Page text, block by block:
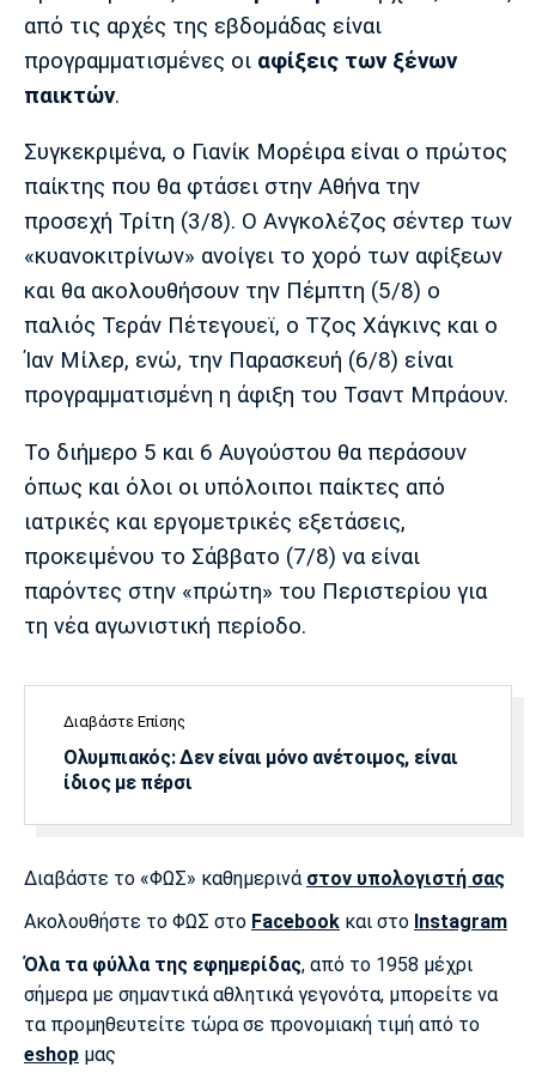
Πολιτισμός
Τραγούδια
Running
Media
Παρασκήνιο
Πρόγραμμα TV
Μπαρτσελόνα
Ρεάλ
Μαδρίτης
Ατλέτικο
Μαδρίτης
Μάντσεστερ
Τσέλσι Άρσεναλ
Λίβερπουλ
Μάντσεστερ
Σίτι
Γιουβέντους
Ίντερ Μίλαν Μπάγερν
Μπορούσια
Παρί Σεν
Μαρσέιγ
Μονακό
Ερυθρός
Αστέρας
Τότεναμ
από τις αρχές της εβδομάδας είναι
προγραμματισμένες οι αφίξεις των ξένων
παικτών.
Συγκεκριμένα, ο Γιανίκ Μορέιρα είναι ο πρώτος
παίκτης που θα φτάσει στην Αθήνα την
προσεχή Τρίτη (3/8). Ο Ανγκολέζος σέντερ των
«κυανοκιτρίνων» ανοίγει το χορό των αφίξεων
και θα ακολουθήσουν την Πέμπτη (5/8) ο
παλιός Τεράν Πέτεγουεϊ, ο Τζος Χάγκινς και ο
Ίαν Μίλερ, ενώ, την Παρασκευή (6/8) είναι
προγραμματισμένη η άφιξη του Τσαντ Μπράουν.
Το διήμερο 5 και 6 Αυγούστου θα περάσουν
όπως και όλοι οι υπόλοιποι παίκτες από
ιατρικές και εργομετρικές εξετάσεις,
προκειμένου το Σάββατο (7/8) να είναι
παρόντες στην «πρώτη» του Περιστερίου για
τη νέα αγωνιστική περίοδο.
Διαβάστε Επίσης
Ολυμπιακός: Δεν είναι μόνο ανέτοιμος, είναι
ίδιος με πέρσι
Διαβάστε το «ΦΩΣ» καθημερινά στον υπολογιστή σας
Ακολουθήστε το ΦΩΣ στο Facebook και στο Instagram
Όλα τα φύλλα της εφημερίδας, από το 1958 μέχρι
σήμερα με σημαντικά αθλητικά γεγονότα, μπορείτε να
τα προμηθευτείτε τώρα σε προνομιακή τιμή από το
eshop μας